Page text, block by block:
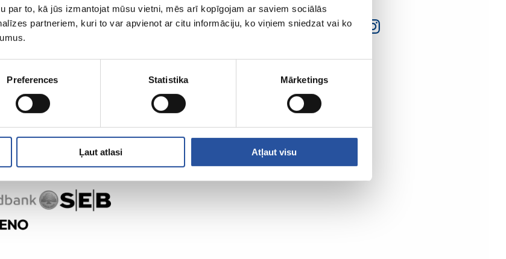
par to, kā jūs izmantojat mūsu vietni, mēs arī kopīgojam ar saviem sociālās
partneriem, kuri to var apvienot ar citu informāciju, ko viņiem sniedzat vai ko
Preferences Statistika Mārketings
Ļaut atlasi Atļaut visu